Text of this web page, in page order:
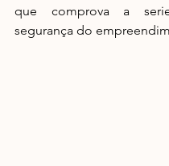
que comprova a
segurança do